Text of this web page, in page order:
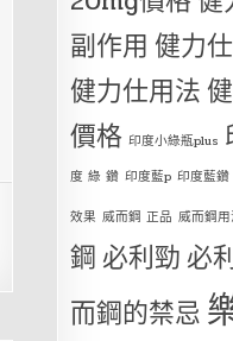
副作用 健力
健力仕用法
價格 印度小綠瓶plus
度 綠 鑽 印度藍p 印度藍鑽
效果 威而鋼 正品 威而鋼用
鋼 必利勁 必
而鋼的禁忌